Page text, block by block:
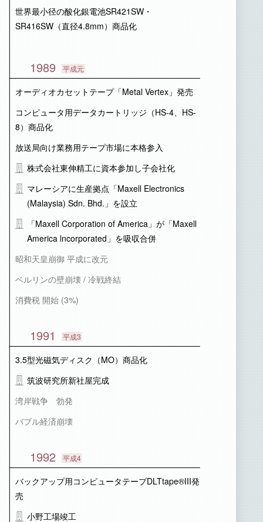
世界最小径の酸化銀電池SR421SW・
SR416SW（直径4.8mm）商品化
1989 平成元
オーディオカセットテープ「Metal Vertex」発売
コンピュータ用データカートリッジ（HS-4、HS-
8）商品化
放送局向け業務用テープ市場に本格参入
株式会社東伸精工に資本参加し子会社化
マレーシアに生産拠点「Maxell Electronics
(Malaysia) Sdn. Bhd.」を設立
「Maxell Corporation of America」が「Maxell
America lncorporated」を吸収合併
昭和天皇崩御 平成に改元
ベルリンの壁崩壊 / 冷戦終結
消費税 開始 (3%)
1991 平成3
3.5型光磁気ディスク（MO）商品化
筑波研究所新社屋完成
湾岸戦争 勃発
バブル経済崩壊
1992 平成4
バックアップ用コンピュータテープDLTtape®III発
売
小野工場竣工